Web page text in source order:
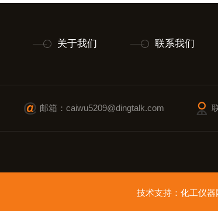
关于我们 联系我们
邮箱：caiwu5209@dingtalk.com
技术支持： 化工仪器